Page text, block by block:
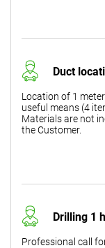
Duct
Location of 1
useful means (4
Materials are not
the Customer.
Drilling 1
Professional call